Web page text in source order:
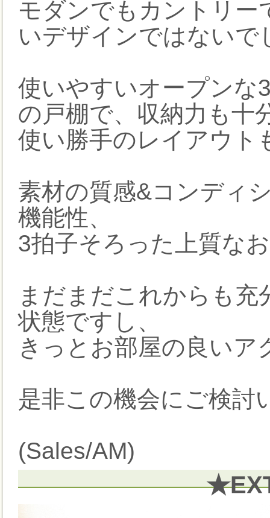
モダンでもカントリー
いデザインではないで
使いやすいオープンな
の戸棚で、収納力も十
使い勝手のレイアウト
素材の質感&コンディ
機能性、
3拍子そろった上質な
まだまだこれからも
状態ですし、
きっとお部屋の良い
是非この機会にご検討
(Sales/AM)